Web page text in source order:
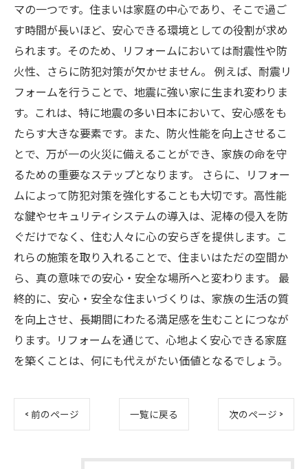
マの一つです。住まいは家庭の中心であり、そこで過ご
す時間が長いほど、安心できる環境としての役割が求め
られます。そのため、リフォームにおいては耐震性や防
火性、さらに防犯対策が欠かせません。 例えば、耐震リ
フォームを行うことで、地震に強い家に生まれ変わりま
す。これは、特に地震の多い日本において、安心感をも
たらす大きな要素です。また、防火性能を向上させるこ
とで、万が一の火災に備えることができ、家族の命を守
るための重要なステップとなります。 さらに、リフォー
ムによって防犯対策を強化することも大切です。高性能
な鍵やセキュリティシステムの導入は、泥棒の侵入を防
ぐだけでなく、住む人々に心の安らぎを提供します。こ
れらの施策を取り入れることで、住まいはただの空間か
ら、真の意味での安心・安全な場所へと変わります。 最
終的に、安心・安全な住まいづくりは、家族の生活の質
を向上させ、長期間にわたる満足感を生むことにつなが
ります。リフォームを通じて、心地よく安心できる家庭
を築くことは、何にも代えがたい価値となるでしょう。
< 前のページ 一覧に戻る 次のページ >